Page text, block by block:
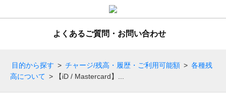
よくあるご質問・お問い合わせ
目的から探す > チャージ/残高・履歴・ご利用可能額 > 各種残
高について > 【iD / Mastercard】...